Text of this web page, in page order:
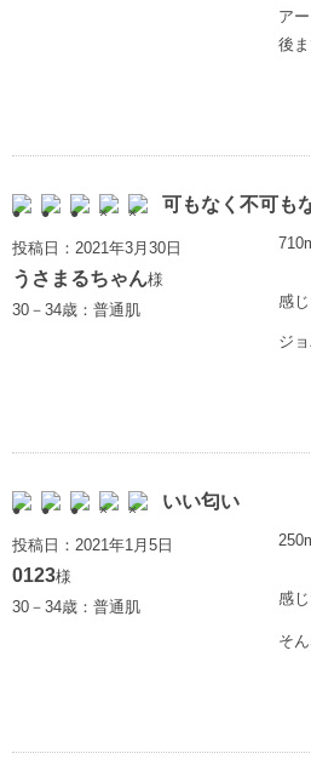
ア
後
可もなく不可も
投稿日：2021年3月30日
うさまるちゃん様
30－34歳：普通肌
感
ジ
いい匂い
投稿日：2021年1月5日
0123様
30－34歳：普通肌
感
そ